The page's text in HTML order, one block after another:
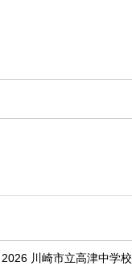
川崎市立高津中学校